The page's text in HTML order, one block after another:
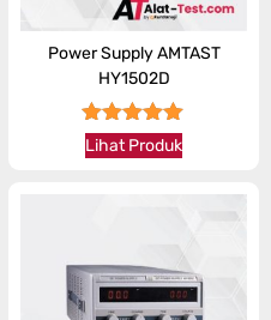
Power Supply AMTAST
HY1502D
★★★★★
Lihat Produk